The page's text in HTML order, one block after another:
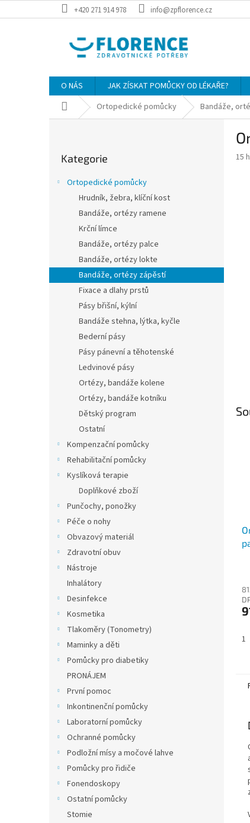
na
+420 271 914 978 info@zpflorence.cz
O NÁS JAK ZÍSKAT POMŮCKY OD LÉKAŘE?
Domů Ortopedické pomůcky Bandáže,
n
e
kategorie
Kategorie
Ortopedické pomůcky
Hrudník, žebra, klíční kost
Bandáže, ortézy ramene
Krční límce
Bandáže, ortézy palce
Bandáže, ortézy lokte
Bandáže, ortézy zápěstí
Fixace a dlahy prstů
Pásy břišní, kýlní
Bandáže stehna, lýtka, kyčle
Bederní pásy
Pásy pánevní a těhotenské
Ledvinové pásy
Ortézy, bandáže kolene
Ortézy, bandáže kotníku
Dětský program
Ostatní
Kompenzační pomůcky
Rehabilitační pomůcky
Kyslíková terapie
Doplňkové zboží
Punčochy, ponožky
Péče o nohy
Obvazový materiál
Zdravotní obuv
Nástroje
Inhalátory
Desinfekce
Kosmetika
Tlakoměry (Tonometry)
Maminky a děti
Pomůcky pro diabetiky
PRONÁJEM
První pomoc
Inkontinenční pomůcky
Laboratorní pomůcky
Ochranné pomůcky
Podložní mísy a močové lahve
Pomůcky pro řidiče
Fonendoskopy
Ostatní pomůcky
Stomie
15
1